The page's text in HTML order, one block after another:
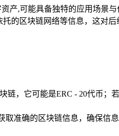
产,可能具备独特的应用场景
的区块链网络等信息，这对后
链，它可能是ERC - 20代币
准确的区块链信息，确保信息